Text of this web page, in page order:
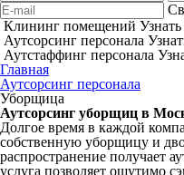
Клининг помещений
Аутсорсинг персонала
Аутстаффинг персонала
Главная
Аутсорсинг персонала
Уборщица
Аутсорсинг уборщиц в
Долгое время в каждой
собственную уборщицу и
распространение получает
услуга позволяет ощутимо